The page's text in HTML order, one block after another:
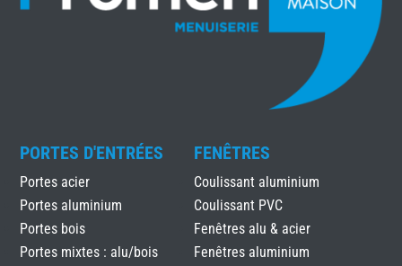
PORTES D'ENTRÉES
Portes acier
Portes aluminium
Portes bois
Portes mixtes : alu/bois
FENÊTRES
Coulissant aluminium
Coulissant PVC
Fenêtres alu & acier
Fenêtres aluminium